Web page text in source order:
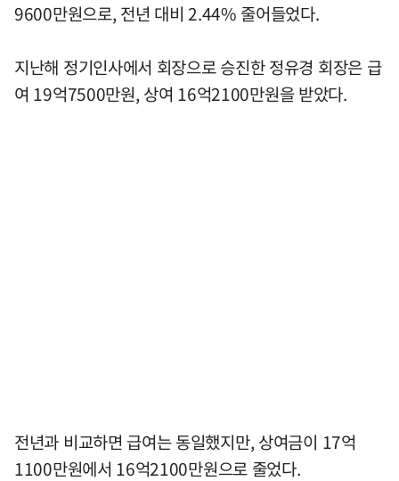
9600만원으로, 전년 대비 2.44% 줄어들었다.
지난해 정기인사에서 회장으로 승진한 정유경 회장은 급
여 19억7500만원, 상여 16억2100만원을 받았다.
전년과 비교하면 급여는 동일했지만, 상여금이 17억
1100만원에서 16억2100만원으로 줄었다.